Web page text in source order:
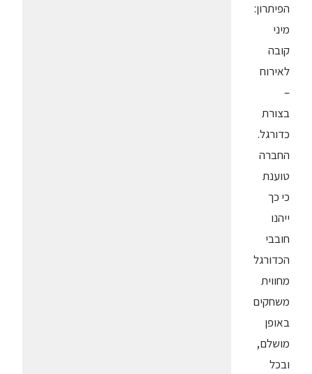
הפיתרון:
מיני
קובה
לאירוח
–
בצורת
כדורגל.
החברה
טוענת
כי כך
ייהנו
חובבי
הכדורגל
מחווית
משחקים
באופן
מושלם,
ובכל